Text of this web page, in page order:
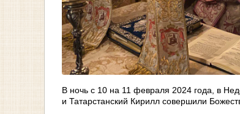
В ночь с 10 на 11 февраля 2024 года, в
и Татарстанский Кирилл совершили